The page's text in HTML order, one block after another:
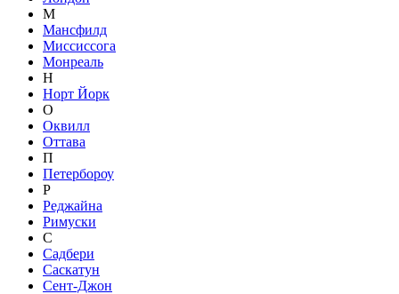
М
Мансфилд
Миссиссога
Монреаль
Н
Норт Йорк
О
Оквилл
Оттава
П
Петербороу
Р
Реджайна
Римуски
С
Садбери
Саскатун
Сент-Джон